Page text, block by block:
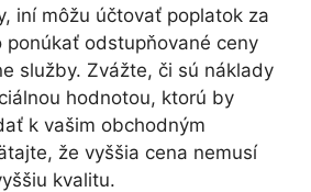
iní môžu účtovať poplatok za
ponúkať odstupňované ceny
služby. Zvážte, či sú náklady
hodnotou, ktorú by
k vašim obchodným
že vyššia cena nemusí
kvalitu.